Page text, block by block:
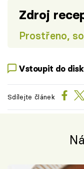
Zdroj
Prostřeno,
Vstoupit do
Sdílejte článek